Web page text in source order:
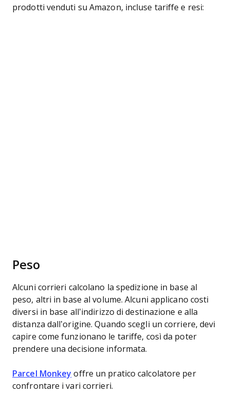
prodotti venduti su Amazon, incluse tariffe e resi:
Peso
Alcuni corrieri calcolano la spedizione in base al
peso, altri in base al volume. Alcuni applicano costi
diversi in base all’indirizzo di destinazione e alla
distanza dall’origine. Quando scegli un corriere, devi
capire come funzionano le tariffe, così da poter
prendere una decisione informata.
Parcel Monkey offre un pratico calcolatore per
confrontare i vari corrieri.